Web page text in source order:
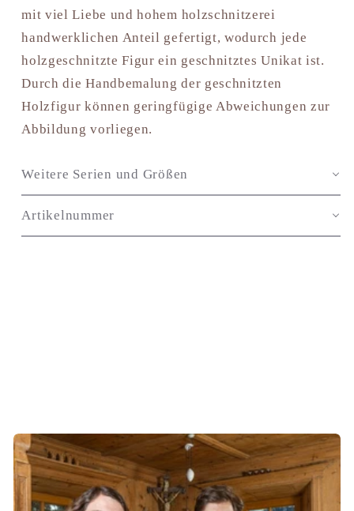
mit viel Liebe und hohem holzschnitzerei
handwerklichen Anteil gefertigt, wodurch jede
holzgeschnitzte Figur ein geschnitztes Unikat ist.
Durch die Handbemalung der geschnitzten
Holzfigur können geringfügige Abweichungen zur
Abbildung vorliegen.
Weitere Serien und Größen
Artikelnummer